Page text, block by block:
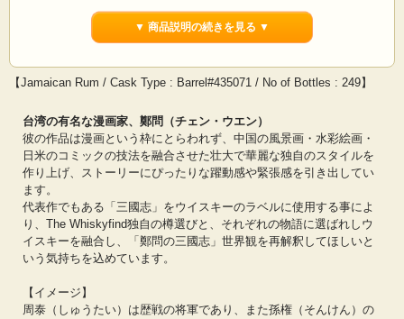
▼ 商品説明の続きを見る ▼
【Jamaican Rum / Cask Type : Barrel#435071 / No of Bottles : 249】
台湾の有名な漫画家、鄭問（チェン・ウエン）
彼の作品は漫画という枠にとらわれず、中国の風景画・水彩絵画・
日米のコミックの技法を融合させた壮大で華麗な独自のスタイルを
作り上げ、ストーリーにぴったりな躍動感や緊張感を引き出してい
ます。
代表作でもある「三國志」をウイスキーのラベルに使用する事によ
り、The Whiskyfind独自の樽選びと、それぞれの物語に選ばれしウ
イスキーを融合し、「鄭問の三國志」世界観を再解釈してほしいと
いう気持ちを込めています。
【イメージ】
周泰（しゅうたい）は歴戦の将軍であり、また孫権（そんけん）の